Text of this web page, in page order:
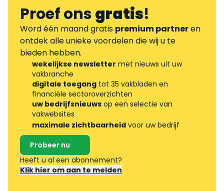
Proef onsgratis!
Word één maand gratis premium partneren
ontdek alle unieke voordelen die wij u te
bieden hebben.
wekelijkse newsletter met nieuws uit uw
vakbranche
digitale toegang tot 35 vakbladen en
financiële sectoroverzichten
uw bedrijfsnieuws op een selectie van
vakwebsites
maximale zichtbaarheid voor uw bedrijf
Probeer nu
Heeft u al een abonnement?
Klik hier om aan te melden